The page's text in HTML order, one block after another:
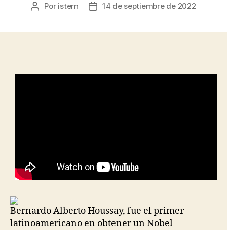
Autor
Por istern
Fecha14 de septiembre de 2022
Bernardo Alberto Houssay, fue el primer
latinoamericano en obtener un Nobel